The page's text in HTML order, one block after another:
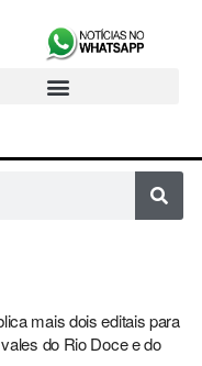
mais dois editais para
do Rio Doce e do